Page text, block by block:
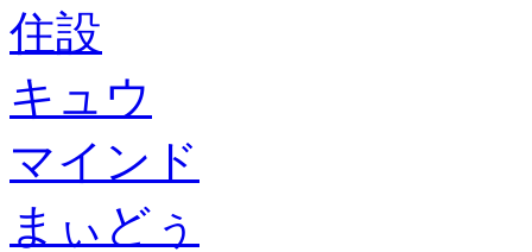
住設
キュウ
マインド
まぃどぅ